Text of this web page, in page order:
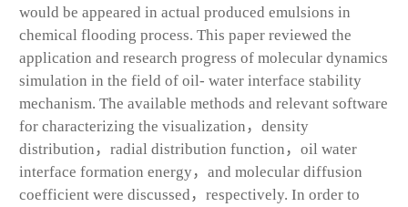
would be appeared in actual produced emulsions in
chemical flooding process. This paper reviewed the
application and research progress of molecular dynamics
simulation in the field of oil- water interface stability
mechanism. The available methods and relevant software
for characterizing the visualization，density
distribution，radial distribution function，oil water
interface formation energy，and molecular diffusion
coefficient were discussed，respectively. In order to